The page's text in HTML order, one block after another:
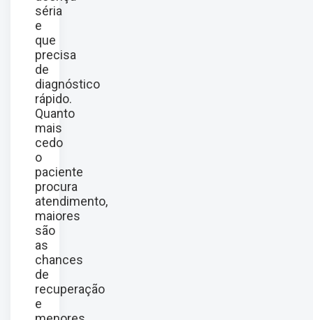
séria
e
que
precisa
de
diagnóstico
rápido.
Quanto
mais
cedo
o
paciente
procura
atendimento,
maiores
são
as
chances
de
recuperação
e